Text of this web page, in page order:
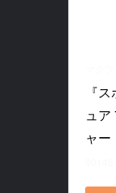
『
ュア
ャー